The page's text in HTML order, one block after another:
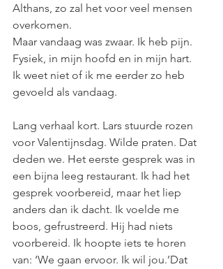
Althans, zo zal het voor veel mensen
overkomen.
Maar vandaag was zwaar. Ik heb pijn.
Fysiek, in mijn hoofd en in mijn hart.
Ik weet niet of ik me eerder zo heb
gevoeld als vandaag.
Lang verhaal kort. Lars stuurde rozen
voor Valentijnsdag. Wilde praten. Dat
deden we. Het eerste gesprek was in
een bijna leeg restaurant. Ik had het
gesprek voorbereid, maar het liep
anders dan ik dacht. Ik voelde me
boos, gefrustreerd. Hij had niets
voorbereid. Ik hoopte iets te horen
van: ‘We gaan ervoor. Ik wil jou.’Dat